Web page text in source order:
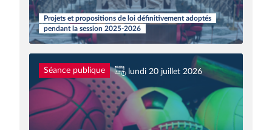
Projets et propositions de loi définitivement adoptés
pendant la session 2025-2026
Séance publique lundi 20 juillet 2026